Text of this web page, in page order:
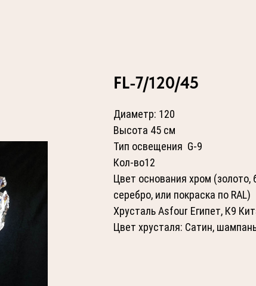
FL-7/120/45
Диаметр: 120
Высота 45 см
Тип освещения G-9
Кол-во12
Цвет основания хром (золото,
серебро, или покраска по RAL)
Хрусталь Asfour Египет, К9
Цвет хрусталя: Сатин,